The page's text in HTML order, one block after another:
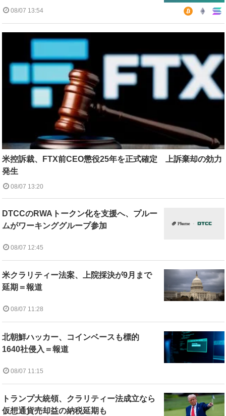
08/07 13:54
米控訴裁、FTX前CEO懲役25年を正式確定 上訴棄却の効力
発生
08/07 13:20
DTCCのRWAトークン化を支援へ、プルー
ムがワーキンググループ参加
08/07 12:45
米クラリティー法案、上院採決が9月まで
延期＝報道
08/07 11:28
北朝鮮ハッカー、コインベースも標的
1640社侵入＝報道
08/07 11:15
トランプ大統領、クラリティー法成立なら
仮想通貨売却益の納税延期も